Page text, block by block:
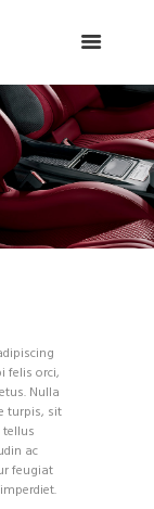
felis orci,
Nulla
turpis, sit
ac
feugiat